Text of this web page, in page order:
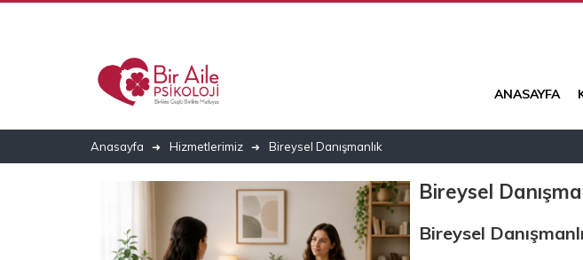
ANASAYFA
Anasayfa Hizmetlerimiz Bireysel Danışmanlık
Bireysel
Bireysel